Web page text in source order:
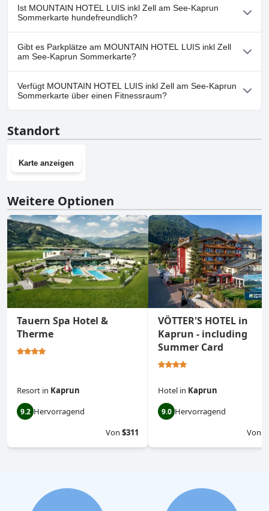
Nein, ein Spa ist im MOUNTAIN HOTEL LUIS inkl Zell am See-
Kaprun Sommerkarte nicht vorhanden.
Ist MOUNTAIN HOTEL LUIS inkl Zell am See-Kaprun
Sommerkarte hundefreundlich?
Nein, MOUNTAIN HOTEL LUIS inkl Zell am See-Kaprun
Sommerkarte erlaubt keine Hunde.
Gibt es Parkplätze am MOUNTAIN HOTEL LUIS inkl Zell
am See-Kaprun Sommerkarte?
Ja, Parkmöglichkeiten sind im MOUNTAIN HOTEL LUIS inkl Zell
am See-Kaprun Sommerkarte vorhanden.
Verfügt MOUNTAIN HOTEL LUIS inkl Zell am See-Kaprun
Sommerkarte über einen Fitnessraum?
Sommerkarte hat keinen Fitnessraum.
Standort
Karte anzeigen
Weitere Optionen
Tauern Spa Hotel &
Therme
Resort in Kaprun
9.2 Hervorragend
Von $311
VÖTTER'S HOTEL in
Kaprun - including
Summer Card
Hotel in Kaprun
9.0 Hervorragend
Von